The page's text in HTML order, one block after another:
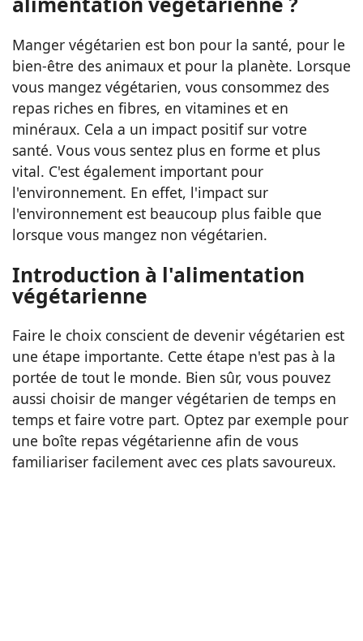
Manger végétarien est bon pour la santé, pour le
bien-être des animaux et pour la planète. Lorsque
vous mangez végétarien, vous consommez des
repas riches en fibres, en vitamines et en
minéraux. Cela a un impact positif sur votre
santé. Vous vous sentez plus en forme et plus
vital. C'est également important pour
l'environnement. En effet, l'impact sur
l'environnement est beaucoup plus faible que
lorsque vous mangez non végétarien.
Introduction à l'alimentation
végétarienne
Faire le choix conscient de devenir végétarien est
une étape importante. Cette étape n'est pas à la
portée de tout le monde. Bien sûr, vous pouvez
aussi choisir de manger végétarien de temps en
temps et faire votre part. Optez par exemple pour
une boîte repas végétarienne afin de vous
familiariser facilement avec ces plats savoureux.